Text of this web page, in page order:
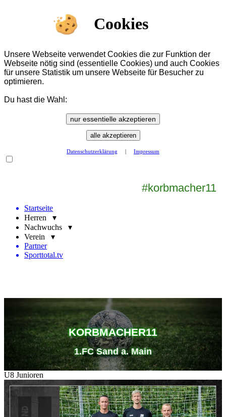
Cookies
Unsere Webseite verwendet Cookies die zur Funktion der
Webseite nötig sind (essentielle Cookies) und auch Cookies
für unsere Statistik um unsere Webseite für Besucher zu
optimieren.
Du hast die Wahl:
nur essentielle akzeptieren
alle akzeptieren
Datenschutzerklärung Impressum
#korbmacher11
Startseite
Herren ▾
Nachwuchs ▾
Verein ▾
Partner
Sporttotal.tv
KORBMACHER11
1.FC Sand a. Main
U8 Junioren